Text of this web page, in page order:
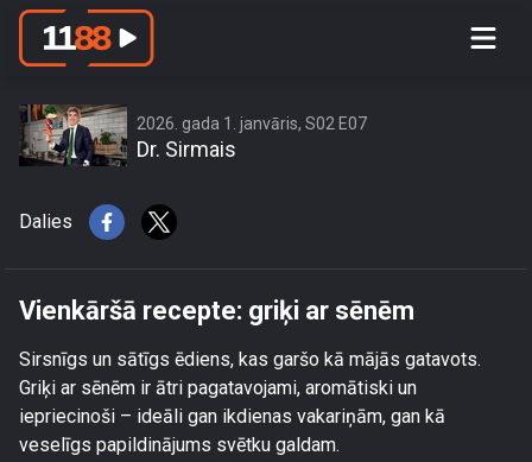
2026. gada 1. janvāris, S02 E07
Dr. Sirmais
Dalies
Vienkāršā recepte: griķi ar sēnēm
Sirsnīgs un sātīgs ēdiens, kas garšo kā mājās gatavots.
Griķi ar sēnēm ir ātri pagatavojami, aromātiski un
iepriecinoši – ideāli gan ikdienas vakariņām, gan kā
veselīgs papildinājums svētku galdam.